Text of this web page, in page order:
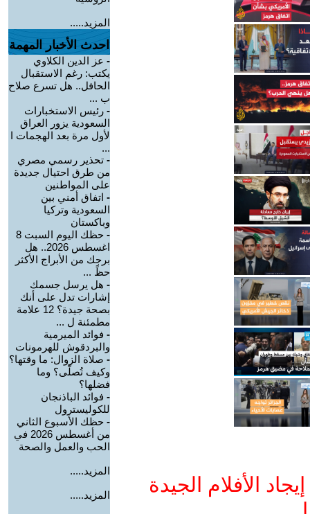
الأفلام الجيدة
المزيد.....
احدث الأخبار المهمة
- عز الدين الكلاوي
يكتب: رغم الاستقبال
الحافل.. هل تسرع صلاح
ب ...
- رئيس الاستخبارات
السعودية يزور العراق
لأول مرة بعد الهجمات ا
...
- تحذير رسمي مصري
من طرق احتيال جديدة
على المواطنين
- اتفاق أمني بين
السعودية وتركيا
وباكستان
-
حظك اليوم السبت 8
اغسطس 2026.. هل
برجك من الأبراج الأكثر
حظً ...
- هل يرسل جسمك
إشارات تدل على أنك
بصحة جيدة؟ 12 علامة
مطمئنة ل ...
- فوائد الميرمية
والبردقوش للهرمونات
- صلاة الزوال: ما وقتها؟
وكيف تُصلّى؟ وما
فضلها؟
- فوائد الباذنجان
للكوليسترول
- حظك الأسبوع الثاني
من أغسطس 2026 في
الحب والعمل والصحة
المزيد.....
المزيد.....